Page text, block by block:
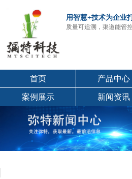
用智慧+技术为企业
质量可追溯，渠道能管
首页 产品中心
案例展示 新闻资讯